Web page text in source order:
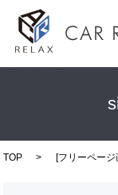
TOP [フリーページ